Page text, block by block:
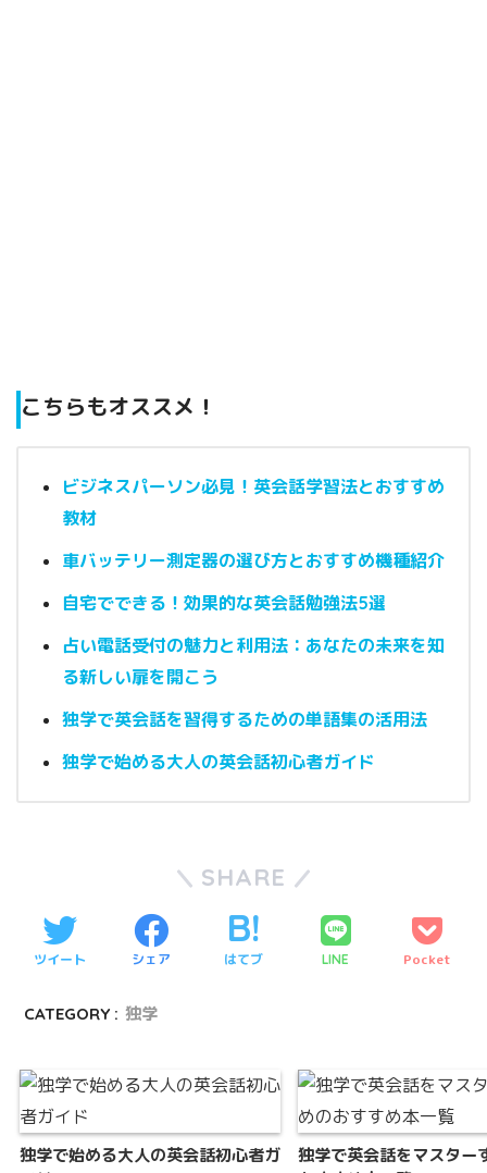
こちらもオススメ！
ビジネスパーソン必見！英会話学習法とおすすめ
教材
車バッテリー測定器の選び方とおすすめ機種紹介
自宅でできる！効果的な英会話勉強法5選
占い電話受付の魅力と利用法：あなたの未来を知
る新しい扉を開こう
独学で英会話を習得するための単語集の活用法
独学で始める大人の英会話初心者ガイド
SHARE
ツイート シェア はてブ LINE Pocket
CATEGORY : 独学
独学で始める大人の英会話初心者ガ
独学で英会話をマスター